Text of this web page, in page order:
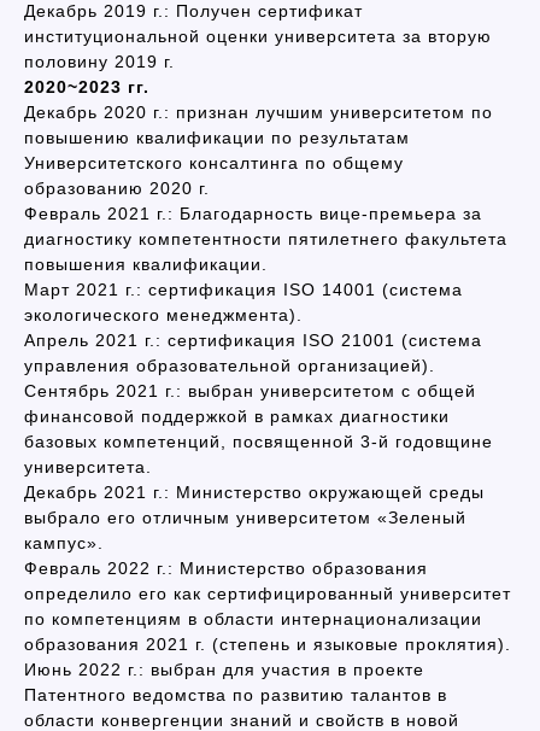
Декабрь 2019 г.: Получен сертификат
институциональной оценки университета за вторую
половину 2019 г.
2020~2023 гг.
Декабрь 2020 г.: признан лучшим университетом по
повышению квалификации по результатам
Университетского консалтинга по общему
образованию 2020 г.
Февраль 2021 г.: Благодарность вице-премьера за
диагностику компетентности пятилетнего факультета
повышения квалификации.
Март 2021 г.: сертификация ISO 14001 (система
экологического менеджмента).
Апрель 2021 г.: сертификация ISO 21001 (система
управления образовательной организацией).
Сентябрь 2021 г.: выбран университетом с общей
финансовой поддержкой в рамках диагностики
базовых компетенций, посвященной 3-й годовщине
университета.
Декабрь 2021 г.: Министерство окружающей среды
выбрало его отличным университетом «Зеленый
кампус».
Февраль 2022 г.: Министерство образования
определило его как сертифицированный университет
по компетенциям в области интернационализации
образования 2021 г. (степень и языковые проклятия).
Июнь 2022 г.: выбран для участия в проекте
Патентного ведомства по развитию талантов в
области конвергенции знаний и свойств в новой